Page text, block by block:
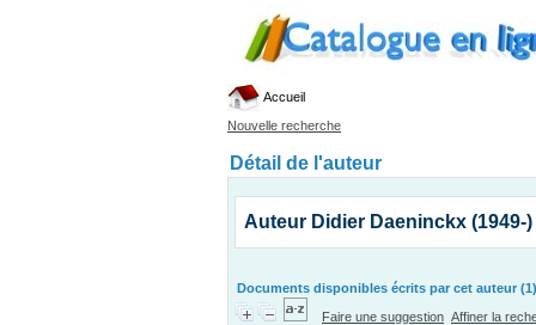
Accueil
Nouvelle recherche
Détail de l'auteur
Auteur Didier Daeninckx (1949-)
Documents disponibles écrits par cet auteur (1)
Faire une suggestion Affiner la